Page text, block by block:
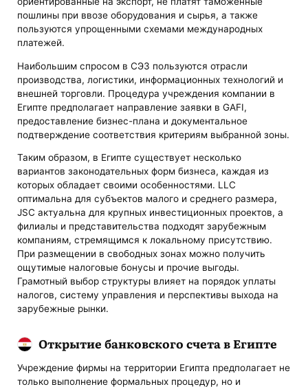
пошлины при ввозе оборудования и сырья, а также
пользуются упрощенными схемами международных
платежей.
Наибольшим спросом в СЭЗ пользуются отрасли
производства, логистики, информационных технологий и
внешней торговли. Процедура учреждения компании в
Египте предполагает направление заявки в GAFI,
предоставление бизнес-плана и документальное
подтверждение соответствия критериям выбранной зоны.
Таким образом, в Египте существует несколько
вариантов законодательных форм бизнеса, каждая из
которых обладает своими особенностями. LLC
оптимальна для субъектов малого и среднего размера,
JSC актуальна для крупных инвестиционных проектов, а
филиалы и представительства подходят зарубежным
компаниям, стремящимся к локальному присутствию.
При размещении в свободных зонах можно получить
ощутимые налоговые бонусы и прочие выгоды.
Грамотный выбор структуры влияет на порядок уплаты
налогов, систему управления и перспективы выхода на
зарубежные рынки.
Открытие банковского счета в Египте
Учреждение фирмы на территории Египта предполагает не
только выполнение формальных процедур, но и